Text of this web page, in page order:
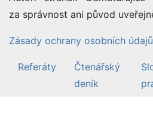
za správnost ani původ
Zásady ochrany osobních údajů
Referáty
Čtenářský
deník